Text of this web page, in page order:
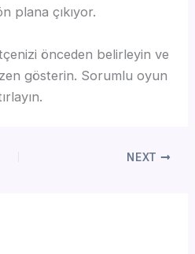
plana çıkıyor.
önceden belirleyin ve
gösterin. Sorumlu oyun
NEXT